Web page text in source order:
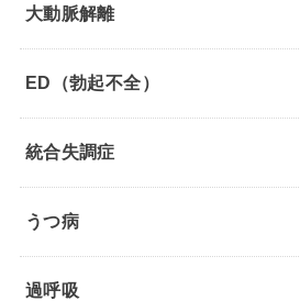
大動脈解離
ED（勃起不全）
統合失調症
うつ病
過呼吸